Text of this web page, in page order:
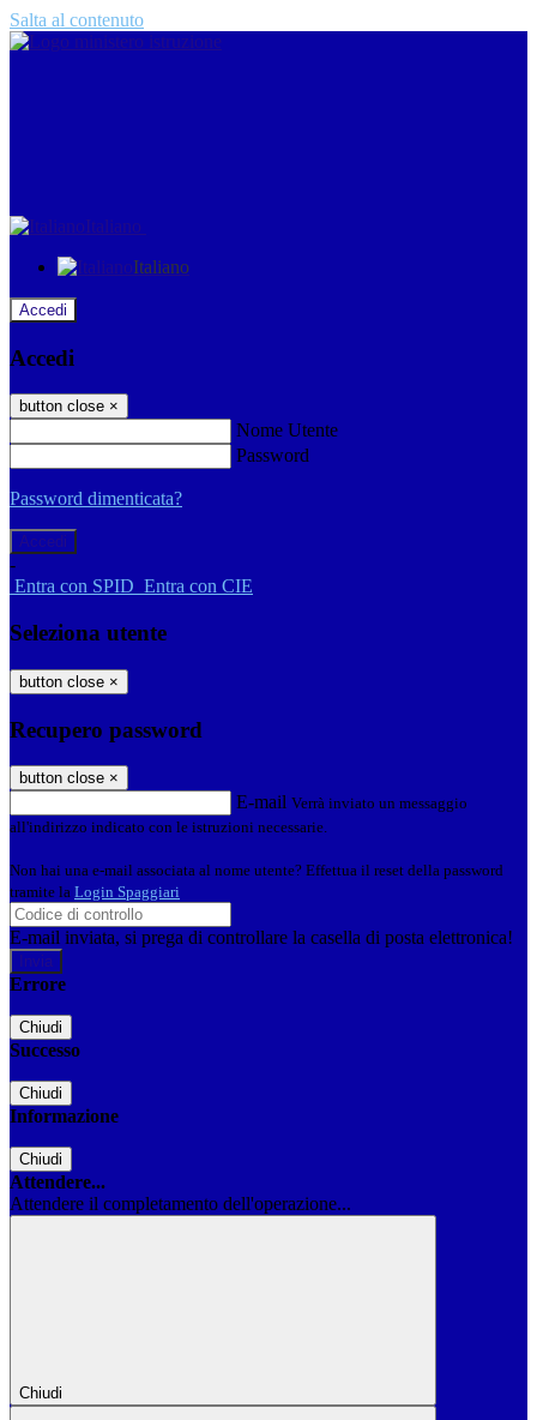
Salta al contenuto
Italiano
Italiano
Accedi
Accedi
button close ×
Nome Utente
Password
Password dimenticata?
-
Entra con SPID Entra con CIE
Seleziona utente
button close ×
Recupero password
button close ×
E-mail Verrà inviato un messaggio
all'indirizzo indicato con le istruzioni necessarie.
Non hai una e-mail associata al nome utente? Effettua il reset della password
tramite la Login Spaggiari
E-mail inviata, si prega di controllare la casella di posta elettronica!
Errore
Chiudi
Successo
Chiudi
Informazione
Chiudi
Attendere...
Attendere il completamento dell'operazione...
Chiudi